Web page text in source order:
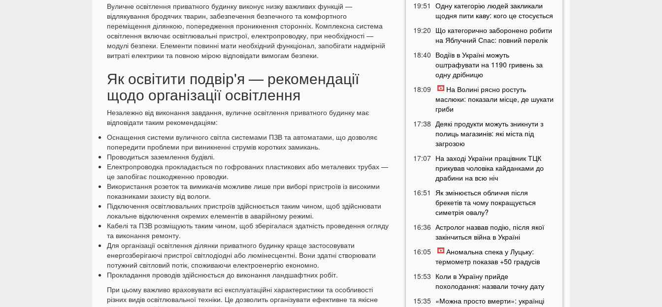
Вуличне освітлення приватного будинку виконує низку важливих функцій —
відлякування бродячих тварин, забезпечення безпечного та комфортного
переміщення ділянкою, попередження проникнення сторонніх. Комплексна система
освітлення включає освітлювальні пристрої, електропроводку, при необхідності —
модулі безпеки. Елементи повинні мати необхідний функціонал, запобігати надмірній
витраті електрики та повною мірою відповідати вимогам безпеки.
Як освітити подвір'я — рекомендації
щодо організації освітлення
Незалежно від виконання завдання, вуличне освітлення приватного будинку має
відповідати таким рекомендаціям:
Оснащення системи вуличного світла системами ПЗВ та автоматами, що дозволяє
попередити проблеми при виникненні струмів коротких замикань.
Проводиться заземлення будівлі.
Електропроводка прокладається по гофрованих пластикових або металевих трубах —
це запобігає пошкодженню проводки.
Використання розеток та вимикачів можливе лише при виборі пристроїв із високими
показниками захисту від вологи.
Підключення освітлювальних пристроїв здійснюється таким чином, щоб здійснювати
локальне відключення окремих елементів в аварійному режимі.
Кабелі та ПЗВ розміщують таким чином, щоб зберігалася здатність проведення огляду
та виконання ремонту.
Для організації освітлення ділянки приватного будинку краще застосовувати
енергозберігаючі пристрої світлодіодні або люмінесцентні. Вони здатні створювати
потужний світловий потік, споживаючи електроенергію економно.
Прокладання проводів здійснюється до виконання ландшафтних робіт.
При цьому важливо враховувати всі експлуатаційні характеристики та особливості
різних видів освітлювальної техніки. Це дозволить організувати ефективне та якісне
19:51
Одну категорію людей закликали
щодня пити каву: кого це стосується
19:20 Що категорично заборонено робити
на Яблучний Спас: повний перелік
18:40 Водіїв в Україні можуть
оштрафувати на 1190 гривень за
одну дрібницю
18:09
На Волині рясно ростуть
маслюки: показали місце, де шукати
гриби
17:38 Деякі продукти можуть зникнути з
полиць магазинів: які міста під
загрозою
17:07 На заході України працівник ТЦК
прикував чоловіка кайданками до
драбини на всю ніч
16:51
Як змінюється обличчя після
брекетів та чому покращується
симетрія овалу?
16:36 Астролог назвав подію, після якої
закінчиться війна в Україні
16:05
Аномальна спека у Луцьку:
термометр показав +50 градусів
15:53 Коли в Україну прийде
похолодання: назвали точну дату
15:35 «Можна просто вмерти»: українці